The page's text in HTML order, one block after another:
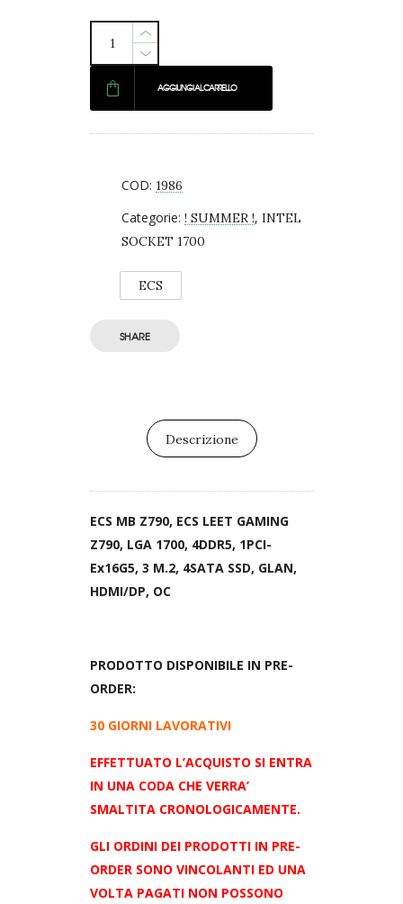
AGGIUNGI AL CARRELLO
COD: 1986
Categorie: ! SUMMER !, INTEL
SOCKET 1700
ECS
SHARE
Descrizione
ECS MB Z790, ECS LEET GAMING
Z790, LGA 1700, 4DDR5, 1PCI-
Ex16G5, 3 M.2, 4SATA SSD, GLAN,
HDMI/DP, OC
PRODOTTO DISPONIBILE IN PRE-
ORDER:
30 GIORNI LAVORATIVI
EFFETTUATO L’ACQUISTO SI ENTRA
IN UNA CODA CHE VERRA’
SMALTITA CRONOLOGICAMENTE.
GLI ORDINI DEI PRODOTTI IN PRE-
ORDER SONO VINCOLANTI ED UNA
VOLTA PAGATI NON POSSONO